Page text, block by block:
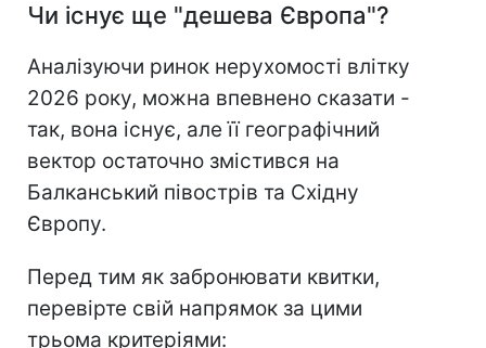
Чи існує ще "дешева Європа"?
Аналізуючи ринок нерухомості влітку
2026 року, можна впевнено сказати -
так, вона існує, але її географічний
вектор остаточно змістився на
Балканський півострів та Східну
Європу.
Перед тим як забронювати квитки,
перевірте свій напрямок за цими
трьома критеріями: